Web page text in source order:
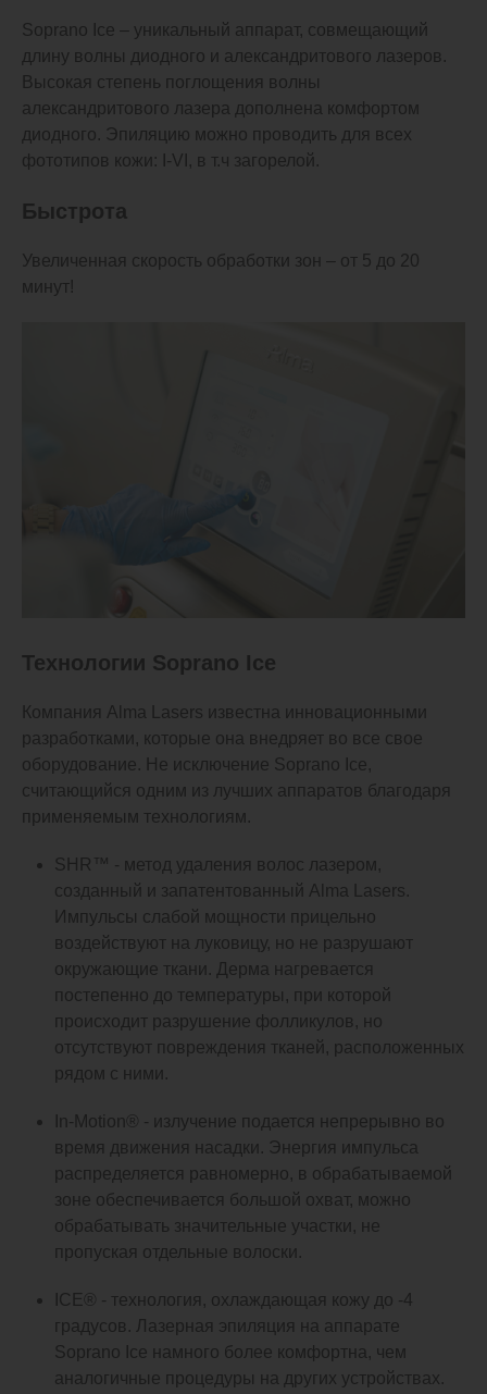
Soprano Ice – уникальный аппарат, совмещающий
длину волны диодного и александритового лазеров.
Высокая степень поглощения волны
александритового лазера дополнена комфортом
диодного. Эпиляцию можно проводить для всех
фототипов кожи: I-VI, в т.ч загорелой.
Быстрота
Увеличенная скорость обработки зон – от 5 до 20
минут!
Технологии Soprano Ice
Компания Alma Lasers известна инновационными
разработками, которые она внедряет во все свое
оборудование. Не исключение Soprano Ice,
считающийся одним из лучших аппаратов благодаря
применяемым технологиям.
SHR™ - метод удаления волос лазером,
созданный и запатентованный Alma Lasers.
Импульсы слабой мощности прицельно
воздействуют на луковицу, но не разрушают
окружающие ткани. Дерма нагревается
постепенно до температуры, при которой
происходит разрушение фолликулов, но
отсутствуют повреждения тканей, расположенных
рядом с ними.
In-Motion® - излучение подается непрерывно во
время движения насадки. Энергия импульса
распределяется равномерно, в обрабатываемой
зоне обеспечивается большой охват, можно
обрабатывать значительные участки, не
пропуская отдельные волоски.
ICE® - технология, охлаждающая кожу до -4
градусов. Лазерная эпиляция на аппарате
Soprano Ice намного более комфортна, чем
аналогичные процедуры на других устройствах.